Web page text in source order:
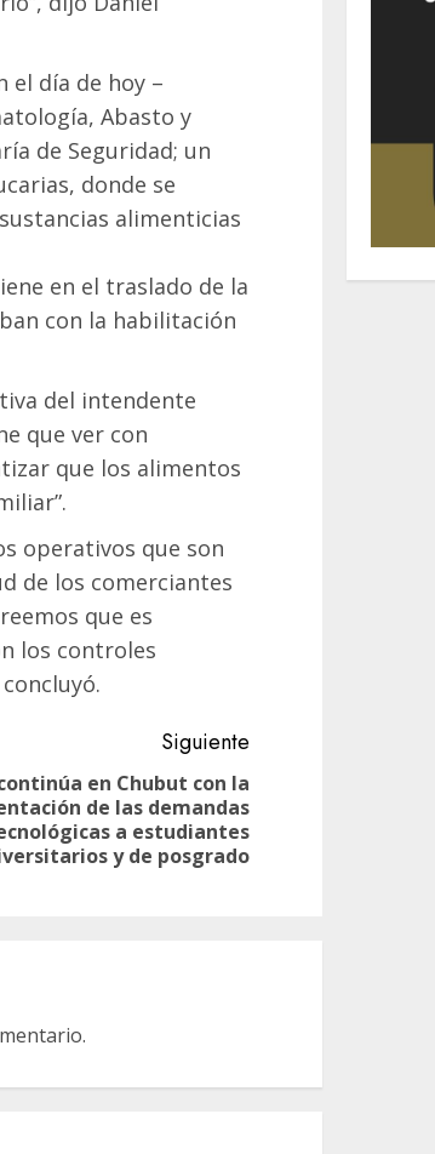
el día de hoy –
Abasto y
de Seguridad; un
donde se
alimenticias
en el traslado de la
con la habilitación
del intendente
que ver con
que los alimentos
operativos que son
de los comerciantes
que es
los controles
Siguiente
en Chubut con la
de las demandas
a estudiantes
y de posgrado